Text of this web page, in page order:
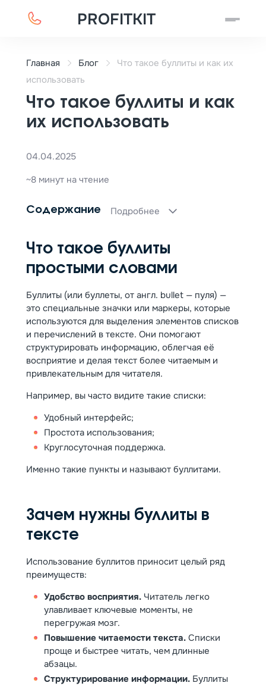
PROFITKIT
Главная Блог
Что такое буллиты и как их
использовать
Что такое буллиты и как
их использовать
04.04.2025
~8 минут на чтение
Содержание Подробнее
Что такое буллиты
простыми словами
Буллиты (или буллеты, от англ. bullet — пуля) —
это специальные значки или маркеры, которые
используются для выделения элементов списков
и перечислений в тексте. Они помогают
структурировать информацию, облегчая её
восприятие и делая текст более читаемым и
привлекательным для читателя.
Например, вы часто видите такие списки:
Удобный интерфейс;
Простота использования;
Круглосуточная поддержка.
Именно такие пункты и называют буллитами.
Зачем нужны буллиты в
тексте
Использование буллитов приносит целый ряд
преимуществ:
Удобство восприятия. Читатель легко
улавливает ключевые моменты, не
перегружая мозг.
Повышение читаемости текста. Списки
проще и быстрее читать, чем длинные
абзацы.
Структурирование информации. Буллиты